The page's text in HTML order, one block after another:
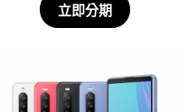
立即分期